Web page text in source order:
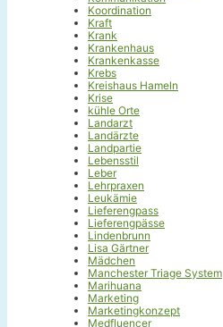
Koordination
Kraft
Krank
Krankenhaus
Krankenkasse
Krebs
Kreishaus Hameln
Krise
kühle Orte
Landarzt
Landärzte
Landpartie
Lebensstil
Leber
Lehrpraxen
Leukämie
Lieferengpass
Lieferengpässe
Lindenbrunn
Lisa Gärtner
Mädchen
Manchester Triage System
Marihuana
Marketing
Marketingkonzept
Medfluencer